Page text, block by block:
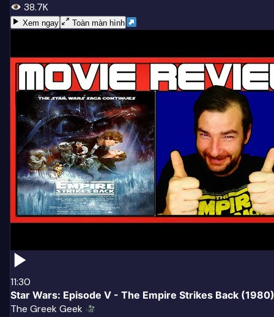
38.7K
Xem ngay Toàn màn hình
11:30
Star Wars: Episode V - The Empire Strikes Back
The Greek Geek